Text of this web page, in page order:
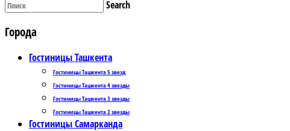
Search
Города
Гостиницы Ташкента
Гостиницы Ташкента 5 звезд
Гостиницы Ташкента 4 звезды
Гостиницы Ташкента 3 звезды
Гостиницы Ташкента 2 звезды
Гостиницы Самарканда